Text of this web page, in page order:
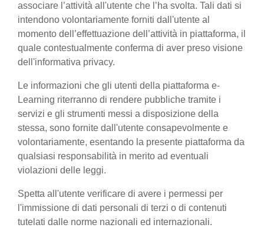
associare l’attività all'utente che l’ha svolta. Tali dati si
intendono volontariamente forniti dall'utente al
momento dell’effettuazione dell’attività in piattaforma, il
quale contestualmente conferma di aver preso visione
dell'informativa privacy.
Le informazioni che gli utenti della piattaforma e-
Learning riterranno di rendere pubbliche tramite i
servizi e gli strumenti messi a disposizione della
stessa, sono fornite dall'utente consapevolmente e
volontariamente, esentando la presente piattaforma da
qualsiasi responsabilità in merito ad eventuali
violazioni delle leggi.
Spetta all'utente verificare di avere i permessi per
l'immissione di dati personali di terzi o di contenuti
tutelati dalle norme nazionali ed internazionali.